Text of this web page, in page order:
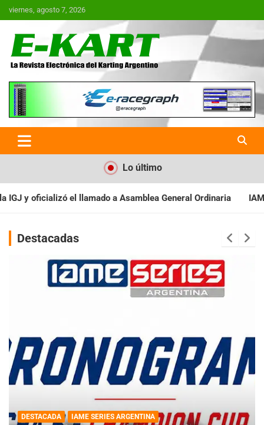
Saltar
al
viernes, agosto 7, 2026
E-Kart.com.ar | La Revista
Electrónica del Karting en
Argentina
Lo último
General Ordinaria IAME SERIES ARGENTINA:
Destacadas
DESTACADA IAME SERIES ARGENTINA